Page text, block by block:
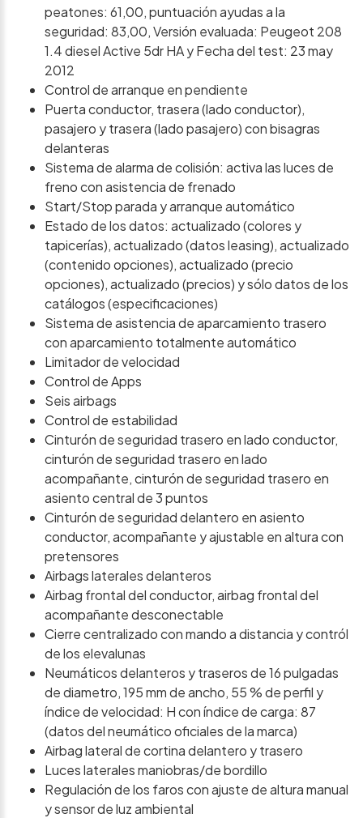
peatones: 61,00, puntuación ayudas a la
seguridad: 83,00, Versión evaluada: Peugeot 208
1.4 diesel Active 5dr HA y Fecha del test: 23 may
2012
Control de arranque en pendiente
Puerta conductor, trasera (lado conductor),
pasajero y trasera (lado pasajero) con bisagras
delanteras
Sistema de alarma de colisión: activa las luces de
freno con asistencia de frenado
Start/Stop parada y arranque automático
Estado de los datos: actualizado (colores y
tapicerías), actualizado (datos leasing), actualizado
(contenido opciones), actualizado (precio
opciones), actualizado (precios) y sólo datos de los
catálogos (especificaciones)
Sistema de asistencia de aparcamiento trasero
con aparcamiento totalmente automático
Limitador de velocidad
Control de Apps
Seis airbags
Control de estabilidad
Cinturón de seguridad trasero en lado conductor,
cinturón de seguridad trasero en lado
acompañante, cinturón de seguridad trasero en
asiento central de 3 puntos
Cinturón de seguridad delantero en asiento
conductor, acompañante y ajustable en altura con
pretensores
Airbags laterales delanteros
Airbag frontal del conductor, airbag frontal del
acompañante desconectable
Cierre centralizado con mando a distancia y contról
de los elevalunas
Neumáticos delanteros y traseros de 16 pulgadas
de diametro, 195 mm de ancho, 55 % de perfil y
índice de velocidad: H con índice de carga: 87
(datos del neumático oficiales de la marca)
Airbag lateral de cortina delantero y trasero
Luces laterales maniobras/de bordillo
Regulación de los faros con ajuste de altura manual
y sensor de luz ambiental